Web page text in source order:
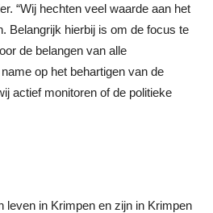
“Wij hechten veel waarde aan het
Belangrijk hierbij is om de focus te
de belangen van alle
op het behartigen van de
actief monitoren of de politieke
leven in Krimpen en zijn in Krimpen